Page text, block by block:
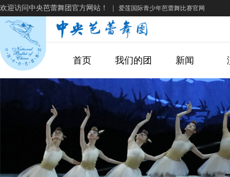
欢迎访问中央芭蕾舞团官方网站！ 爱莲国际青少年芭蕾舞比赛官网
首页 我们的团 新闻